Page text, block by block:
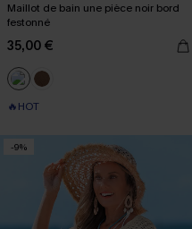
Maillot de bain une pièce noir bord
festonné
35,00 €
🔥HOT
-9%